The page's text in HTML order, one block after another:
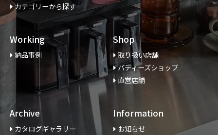
カテゴリーから探す
Working
納品事例
Shop
取り扱い店舗
バディーズショップ
直営店舗
Archive
カタログギャラリー
Information
お知らせ